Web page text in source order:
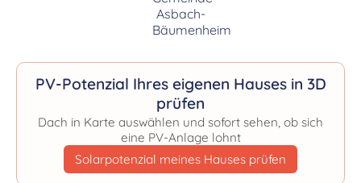
PV-Potenzial Ihres eigenen Hauses in 3D
prüfen
Dach in Karte auswählen und sofort sehen, ob sich
eine PV-Anlage lohnt
Solarpotenzial meines Hauses prüfen